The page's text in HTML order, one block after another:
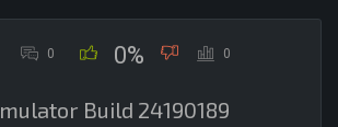
0 0% 0
Build 24190189